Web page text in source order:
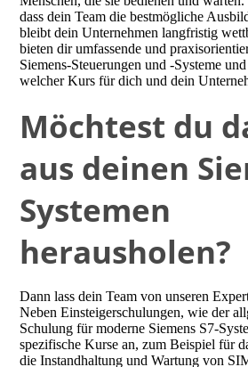
dass dein Team die bestmögliche
bleibt dein Unternehmen langfristig
bieten dir umfassende und
Siemens-Steuerungen und -Systeme
welcher Kurs für dich und dein
Möchtest du
aus deinen
Systemen
herausholen?
Dann lass dein Team von unseren
Neben Einsteigerschulungen, wie der
Schulung für moderne Siemens S7-
spezifische Kurse an, zum Beispiel für
die Instandhaltung und Wartung von